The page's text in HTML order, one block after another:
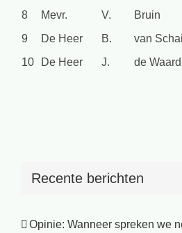
8
Mevr. V. Bruin
9
De Heer B. van
10
De Heer J. de Waard
Recente berichten
Opinie: Wanneer spreken we